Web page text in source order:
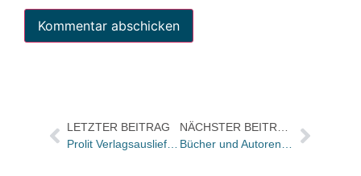
LETZTER BEITRAG
Prolit Verlagsauslieferung: Geschäftsführer Michael Klett geht in Ruhestand